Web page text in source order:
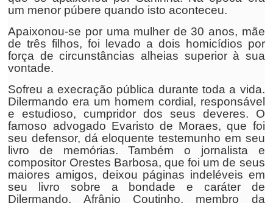
um menor púbere quando isto aconteceu.
Apaixonou-se por uma mulher de 30 anos, mãe
de três filhos, foi levado a dois homicídios por
força de circunstâncias alheias superior à sua
vontade.
Sofreu a execração pública durante toda a vida.
Dilermando era um homem cordial, responsável
e estudioso, cumpridor dos seus deveres. O
famoso advogado Evaristo de Moraes, que foi
seu defensor, dá eloquente testemunho em seu
livro de memórias. Também o jornalista e
compositor Orestes Barbosa, que foi um de seus
maiores amigos, deixou páginas indeléveis em
seu livro sobre a bondade e caráter de
Dilermando. Afrânio Coutinho, membro da